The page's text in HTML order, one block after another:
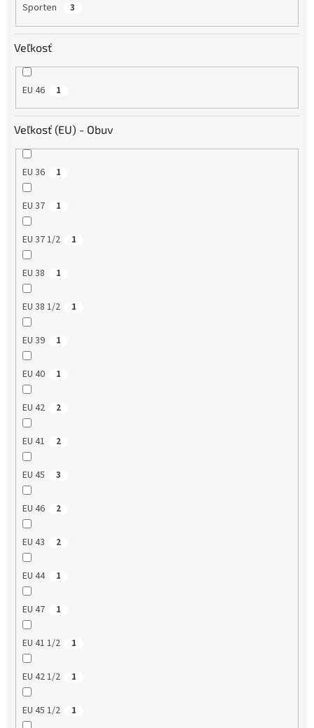
Sporten 3
Veľkosť
EU 46 1
Veľkosť (EU) - Obuv
EU 36 1
EU 37 1
EU 37 1/2 1
EU 38 1
EU 38 1/2 1
EU 39 1
EU 40 1
EU 42 2
EU 41 2
EU 45 3
EU 46 2
EU 43 2
EU 44 1
EU 47 1
EU 41 1/2 1
EU 42 1/2 1
EU 45 1/2 1